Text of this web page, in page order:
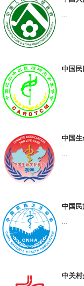
...
中国
...
中国